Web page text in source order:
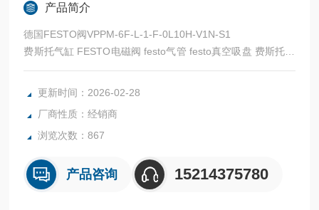
产品简介
德国FESTO阀VPPM-6F-L-1-F-0L10H-V1N-S1
费斯托气缸 FESTO电磁阀 festo气管 festo真空吸盘 费斯托过
滤器 费斯托油雾器 FESTO传感器 FESTO代理
全系列产品大量现货请咨询上海茂硕机械设备有限公司
更新时间：2026-02-28
厂商性质：经销商
浏览次数：867
产品咨询 15214375780